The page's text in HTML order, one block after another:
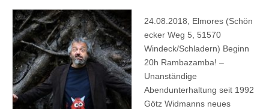
24.08.2018, Elmores (Schön
ecker Weg 5, 51570
Windeck/Schladern) Beginn
20h Rambazamba! –
Unanständige
Abendunterhaltung seit 1992
Götz Widmanns neues